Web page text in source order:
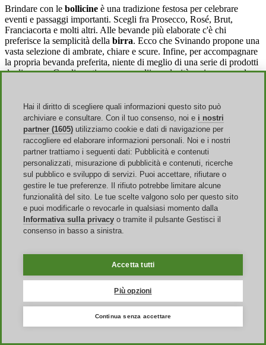
Brindare con le bollicine è una tradizione festosa per celebrare
eventi e passaggi importanti. Scegli fra Prosecco, Rosé, Brut,
Franciacorta e molti altri. Alle bevande più elaborate c'è chi
preferisce la semplicità della birra. Ecco che Svinando propone una
vasta selezione di ambrate, chiare e scure. Infine, per accompagnare
la propria bevanda preferita, niente di meglio di una serie di prodotti
da dispensa. Condimenti, conserve, olii e golosità varie saranno la
Sconti e Codici Svinando: Un mondo di
risparmio
Svinando punta a offrire alla propria clientela il massimo della
qualità congiunta a numerose offerte. Sul portale, è possibile
acquistare vini di ottima qualità con offerte Svinando che possono
arrivare fino al 50% del prezzo di listino. Tali offerte sono attive
anche sulle bottiglie più prestigiose. Svinando vanta uno staff
composto da numerosi sommelier , che selezionano soltanto i vini
migliori, orientando l'utente verso scelte mirate.
offerte sulle bottigliegrazie all'eliminazione di una serie di passaggi
di compravendita. Acquistando direttamente dai produttori ed
elidendo gli step intermedi, è possibile risparmiare sul prezzo.
L'utente potrà usufruire di diversi vantaggi, sfruttando i coupon
Per rimanere sempre aggiornato sulle novità e sulle promozioni in
corso, iscriviti alla Svinandonewsletter. Attraverso le e-mail
Hai il diritto di scegliere quali informazioni questo sito può
archiviare e consultare. Con il tuo consenso, noi e i nostri
partner (1605) utilizziamo cookie e dati di navigazione per
raccogliere ed elaborare informazioni personali. Noi e i nostri
partner trattiamo i seguenti dati: Pubblicità e contenuti
personalizzati, misurazione di pubblicità e contenuti, ricerche
sul pubblico e sviluppo di servizi. Puoi accettare, rifiutare o
gestire le tue preferenze. Il rifiuto potrebbe limitare alcune
funzionalità del sito. Le tue scelte valgono solo per questo sito
e puoi modificarle o revocarle in qualsiasi momento dalla
Informativa sulla privacy o tramite il pulsante Gestisci il
consenso in basso a sinistra.
Accetta tutti
Più opzioni
Continua senza accettare